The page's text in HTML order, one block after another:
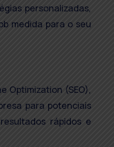
personalizadas,
medida para o seu
Optimization (SEO),
para potenciais
rápidos e